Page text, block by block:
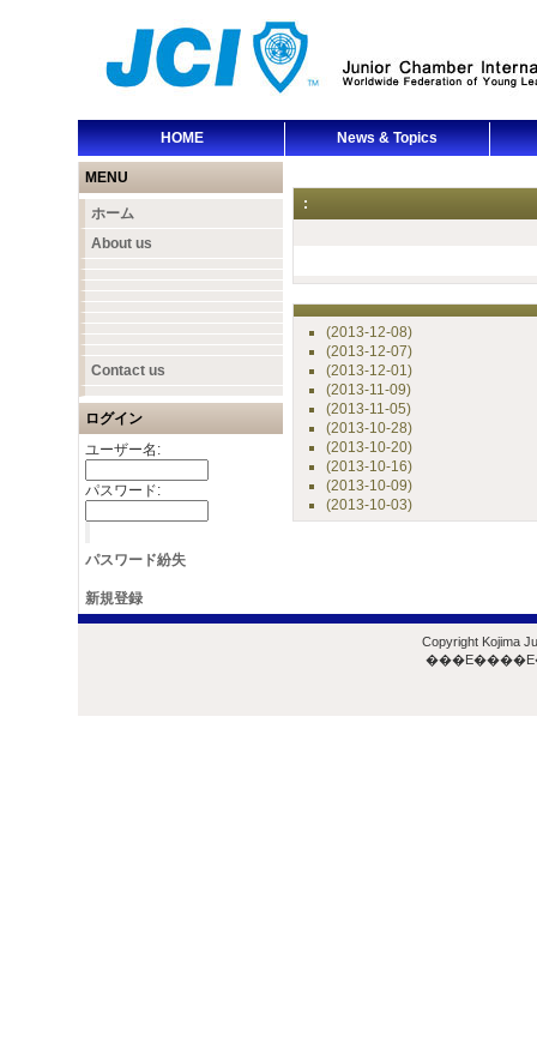
HOME News & Topics
MENU
ホーム
About us
Contact us
ログイン
ユーザー名:
パスワード:
パスワード紛失
新規登録
:
(2013-12-08)
(2013-12-07)
(2013-12-01)
(2013-11-09)
(2013-11-05)
(2013-10-28)
(2013-10-20)
(2013-10-16)
(2013-10-09)
(2013-10-03)
Copyright Kojima